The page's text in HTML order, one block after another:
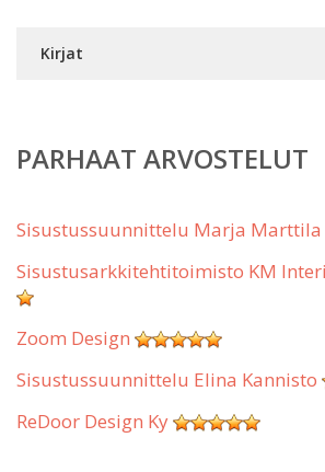
Kirjat
PARHAAT ARVOSTELUT
Sisustussuunnittelu Marja Marttila
Sisustusarkkitehtitoimisto KM
Zoom Design
Sisustussuunnittelu Elina Kannisto
ReDoor Design Ky